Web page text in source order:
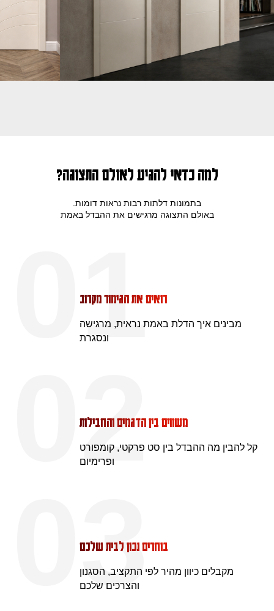
למה כדאי להגיע לאולם התצוגה?
בתמונות דלתות רבות נראות דומות.
באולם התצוגה מרגישים את ההבדל באמת
רואים את הגימור מקרוב
מבינים איך הדלת באמת נראית, מרגישה
ונסגרת
01
משווים בין הדגמים והחבילות
קל להבין מה ההבדל בין סט פרקטי, קומפורט
ופרימיום
02
בוחרים נכון לבית שלכם
מקבלים כיוון מהיר לפי התקציב, הסגנון
והצרכים שלכם
03